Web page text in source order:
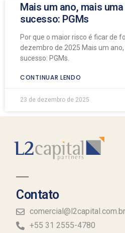
Mais um ano, mais
sucesso: PGMs
Por que o maior risco é ficar de
dezembro de 2025 Mais um
sucesso: PGMs.
CONTINUAR LENDO
23 de dezembro de 2025
Contato
comercial@l2capital.com.br
+55 31 2555-4780